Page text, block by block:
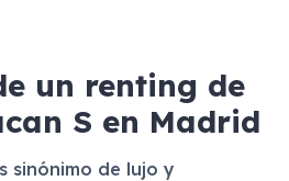
un renting de
S en Madrid
sinónimo de lujo y